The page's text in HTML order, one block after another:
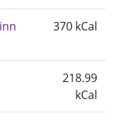
370 kCal
218.99
kCal